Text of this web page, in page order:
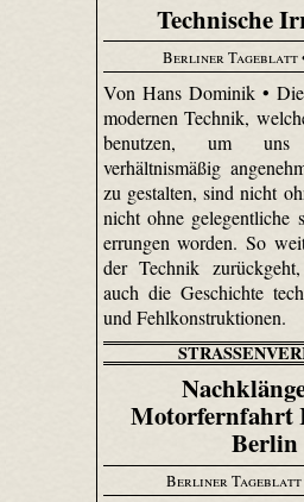
Technische
Berliner Tageblatt
Von Hans Dominik •
modernen Technik,
benutzen, um
verhältnismäßig
zu gestalten, sind nicht
nicht ohne gelegentliche
errungen worden. So
der Technik
auch die Geschichte
und Fehlkonstruktionen.
Motorfernfahrt
Berlin
Berliner Tageblatt